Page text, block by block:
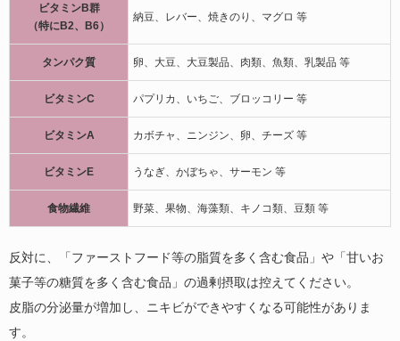
ビタミンB群
（特にB2、B6）
納豆、レバー、焼きのり、マグロ 等
タンパク質 卵、大豆、大豆製品、肉類、魚類、乳製品 等
ビタミンC パプリカ、いちご、ブロッコリー 等
ビタミンA カボチャ、ニンジン、卵、チーズ 等
ビタミンE うなぎ、かぼちゃ、サーモン 等
食物繊維 野菜、果物、海藻類、キノコ類、豆類 等
反対に、「ファーストフード等の脂質を多く含む食品」や「甘いお
菓子等の糖質を多く含む食品」の過剰摂取は控えてください。
皮脂の分泌量が増加し、ニキビができやすくなる可能性がありま
す。